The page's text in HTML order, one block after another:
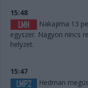
15:48
Nakajima 13
egyszer. Nagyon nincs
helyzet.
15:47
Hedman